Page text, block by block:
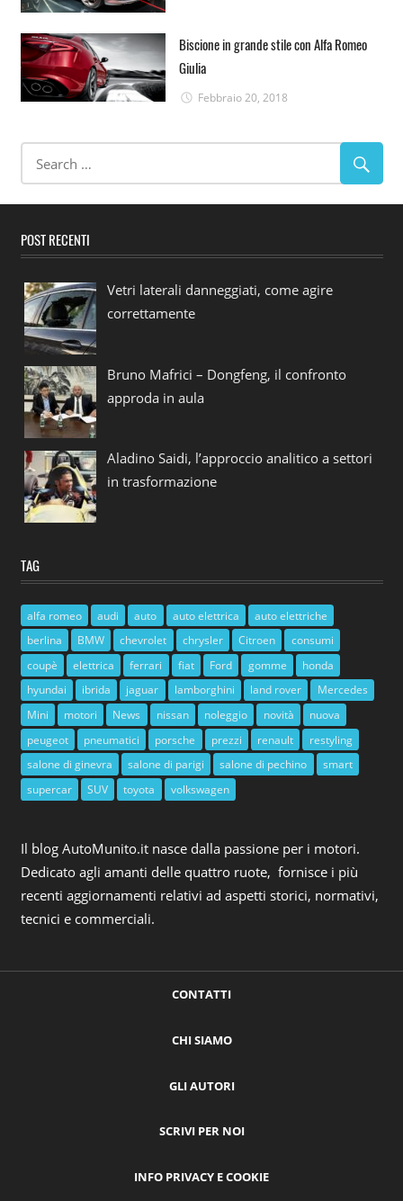
Biscione in grande stile con Alfa Romeo
Giulia
Febbraio 20, 2018
POST RECENTI
Vetri laterali danneggiati, come agire
correttamente
Bruno Mafrici – Dongfeng, il confronto
approda in aula
Aladino Saidi, l’approccio analitico a settori
in trasformazione
TAG
alfa romeo audi auto auto elettrica
auto elettriche
berlina
BMW chevrolet chrysler Citroen
consumi
coupè
elettrica ferrari fiat Ford gomme
honda
hyundai
ibrida jaguar lamborghini land rover
Mercedes
Mini
motori News nissan noleggio novità
nuova
peugeot
pneumatici porsche prezzi renault
restyling
salone di ginevra
salone di parigi salone di pechino
smart
supercar
SUV toyota volkswagen
Il blog AutoMunito.it nasce dalla passione per i motori.
Dedicato agli amanti delle quattro ruote, fornisce i più
recenti aggiornamenti relativi ad aspetti storici, normativi,
tecnici e commerciali.
CONTATTI
CHI SIAMO
GLI AUTORI
SCRIVI PER NOI
INFO PRIVACY E COOKIE